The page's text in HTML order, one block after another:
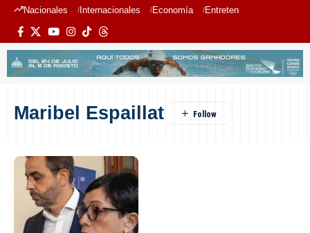
Nacionales Internacionales Economía Entretenimiento
Maribel Espaillat